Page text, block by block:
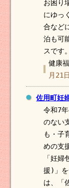
お困り
にゆっ
合など
泊も可
スです。
健康
月21
佐用町妊
令和7
のない
も・子
めの支
「妊
援)」
は、「